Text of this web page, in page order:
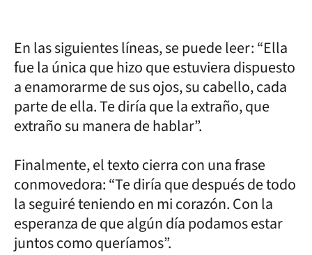
En las siguientes líneas, se puede leer: “Ella
fue la única que hizo que estuviera dispuesto
a enamorarme de sus ojos, su cabello, cada
parte de ella. Te diría que la extraño, que
extraño su manera de hablar”.
Finalmente, el texto cierra con una frase
conmovedora: “Te diría que después de todo
la seguiré teniendo en mi corazón. Con la
esperanza de que algún día podamos estar
juntos como queríamos”.